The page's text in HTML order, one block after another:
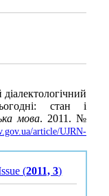
стан і
мова. 2011. №
article/UJRN-
(2011, 3)